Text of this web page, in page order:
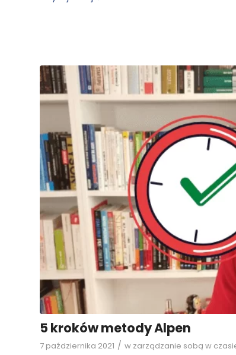
5 kroków metody Alpen
7 października 2021 / w zarządzanie sobą w